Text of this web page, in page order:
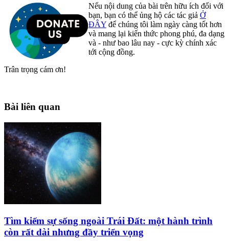
Nếu nội dung của bài trên hữu ích đối với
bạn, bạn có thể ủng hộ các tác giả Ở
ĐÂY để chúng tôi làm ngày càng tốt hơn
và mang lại kiến thức phong phú, đa dạng
và - như bao lâu nay - cực kỳ chính xác
tới cộng đồng.
Trân trọng cám ơn!
Bài liên quan
Tìm kiếm sự sống ngoài Trái Đất: một hành trình
còn rất dài nhưng đầy triển vọng